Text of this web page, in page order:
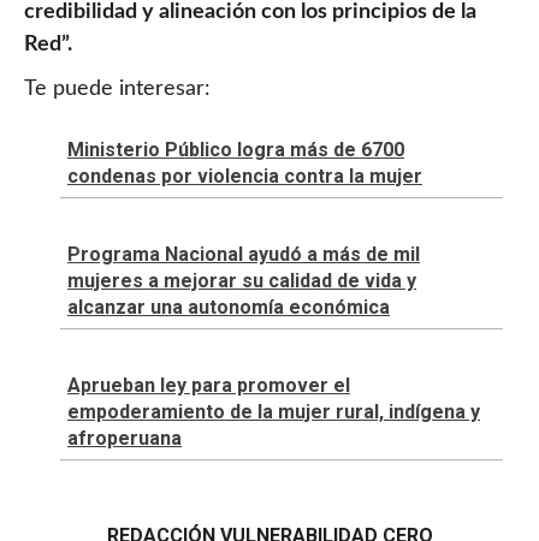
credibilidad y alineación con los principios de la
Red”.
Te puede interesar:
Ministerio Público logra más de 6700
condenas por violencia contra la mujer
Programa Nacional ayudó a más de mil
mujeres a mejorar su calidad de vida y
alcanzar una autonomía económica
Aprueban ley para promover el
empoderamiento de la mujer rural, indígena y
afroperuana
REDACCIÓN VULNERABILIDAD CERO